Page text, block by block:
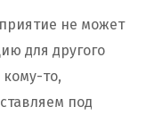
не может
для другого
то,
под